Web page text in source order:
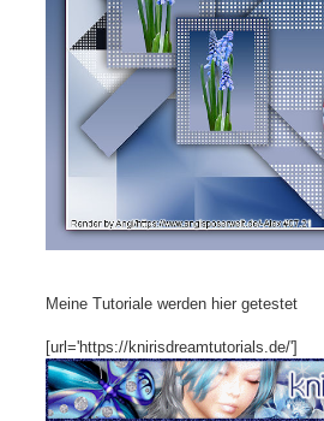
Meine Tutoriale werden hier getestet
[url='https://knirisdreamtutorials.de/']